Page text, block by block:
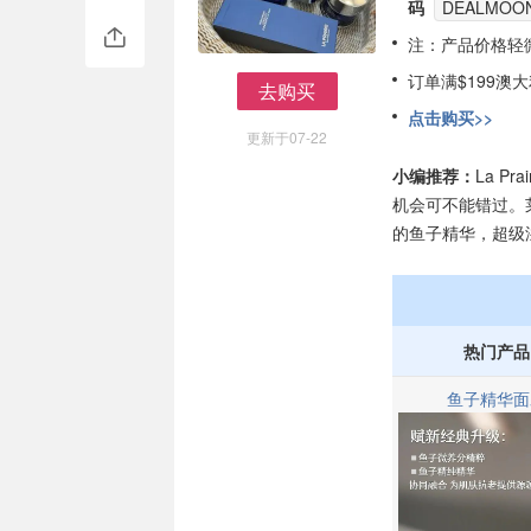
去购买
更新于07-22
码
注：产品价格轻
订单满$199澳
点击购买>>
小编推荐： La
机会可不能错过。
的鱼子精华，超
热门产品
鱼子精华